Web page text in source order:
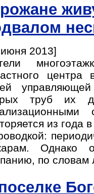
2013]
центра
труб их
из года
Однако
по